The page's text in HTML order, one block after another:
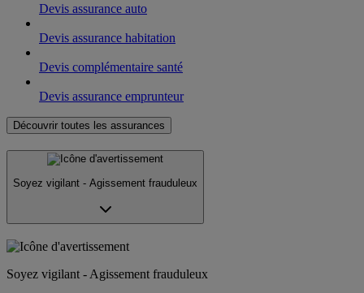
Devis assurance auto
Devis assurance habitation
Devis complémentaire santé
Devis assurance emprunteur
Découvrir toutes les assurances
Soyez vigilant - Agissement frauduleux
Soyez vigilant - Agissement frauduleux